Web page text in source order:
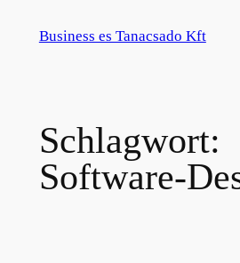
InhaltBusiness es Tanacsado Kft
Schlagwort:
Software-